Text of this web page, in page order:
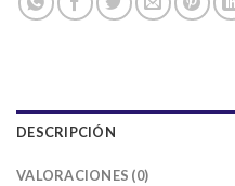
DESCRIPCIÓN
VALORACIONES (0)